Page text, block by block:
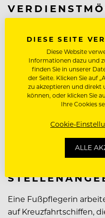
Ausbildung und
das Einstiegsgehalt bei
brutto pro Monat. Je
Größe des Betriebs
Zusatzleistungen wie
Arbeitskleidung oder
WO
Eine Fußpflegerin
auf Kreuzfahrtschiffen,
DIESE SEITE
Diese Website
Informationen dazu und
finden Sie in unserer
der Seite. Klicken Sie auf
zu akzeptieren und direkt
können, oder klicken Sie
Ihre Cookies
Cookie-
ALLE